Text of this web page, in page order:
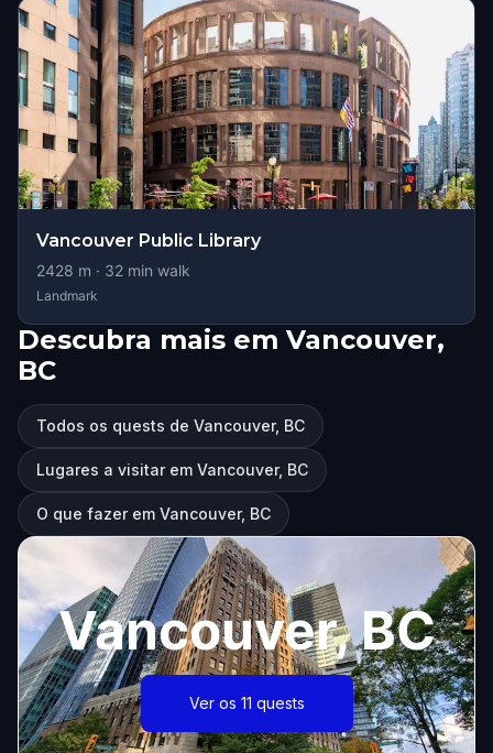
Vancouver Public Library
2428 m · 32 min walk
Landmark
Descubra mais em Vancouver,
BC
Todos os quests de Vancouver, BC
Lugares a visitar em Vancouver, BC
O que fazer em Vancouver, BC
Vancouver, BC
Ver os 11 quests